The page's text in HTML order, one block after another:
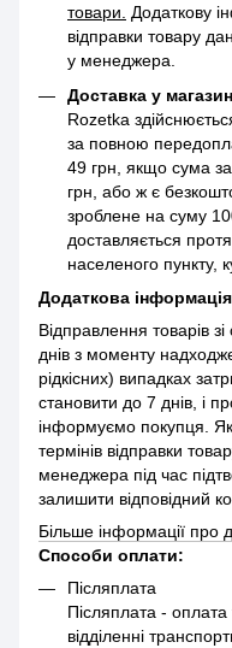
товари. Додаткову
відправки товару
у менеджера.
Доставка у
Rozetka
за повною
49 грн, якщо сума
грн, або ж є
зроблене на суму
доставляється
населеного пункту,
Додаткова
Відправлення товарів
днів з моменту
рідкісних) випадках
становити до 7 днів, і
інформуємо покупця.
термінів відправки
менеджера під час
залишити відповідний
Більше інформації про
Способи оплати:
Післяплата
Післяплата -
відділенні